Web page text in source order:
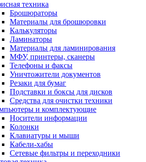
техника
Брошюраторы
Материалы для брошюровки
Калькуляторы
Ламинаторы
Материалы для ламинирования
МФУ, принтеры, сканеры
Телефоны и факсы
Уничтожители документов
Резаки для бумаг
Подставки и боксы для дисков
Средства для очистки техники
и комплектующие
Носители информации
Колонки
Клавиатуры и мыши
Кабели-хабы
Сетевые фильтры и переходники